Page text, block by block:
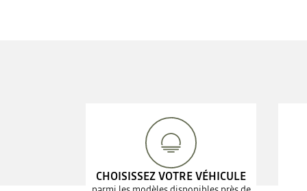
CHOISISSEZ VOTRE VÉHICULE